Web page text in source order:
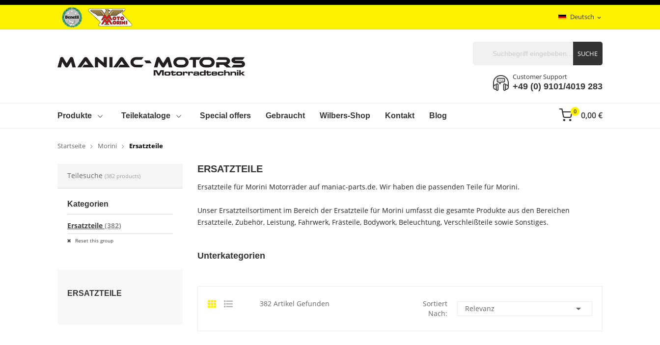
Deutsch expand_more
0,00 €
0
SUCHE
Customer Support
+49 (0) 9101/4019 283
Produkte Teilekataloge Special offers Gebraucht Wilbers-Shop Kontakt Blog
Startseite Morini Ersatzteile
Teilesuche (382 products)
Kategorien
Ersatzteile (382)
Reset this group
ERSATZTEILE
ERSATZTEILE
Ersatzteile für Morini Motorräder auf maniac-parts.de. Wir haben die passenden Teile für Morini.
Unser Ersatzteilsortiment im Bereich der Ersatzteile für Morini umfasst die gesamte Produkte aus den Bereichen
Ersatzteile, Zubehör, Leistung, Fahrwerk, Frästeile, Bodywork, Beleuchtung, Verschleißteile sowie Sonstiges.
Unterkategorien
382 Artikel Gefunden
Sortiert
Nach:
Relevanz 